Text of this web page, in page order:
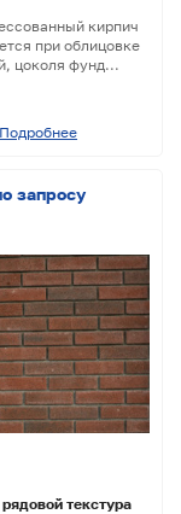
кирпич
при облицовке
цоколя фунд...
Подробнее
запросу
текстура